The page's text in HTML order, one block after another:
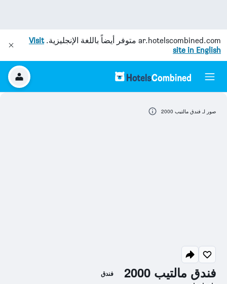
ar.hotelscombined.com متوفر أيضاً باللغة الإنجليزية.Visit
site in English
فندق مالتيب 2000 فندق
صور لـ فندق مالتيب 2000